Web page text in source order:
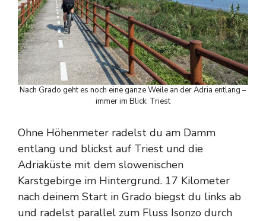
Nach Grado geht es noch eine ganze Weile an der Adria entlang –
immer im Blick: Triest
Ohne Höhenmeter radelst du am Damm
entlang und blickst auf Triest und die
Adriaküste mit dem slowenischen
Karstgebirge im Hintergrund. 17 Kilometer
nach deinem Start in Grado biegst du links ab
und radelst parallel zum Fluss Isonzo durch